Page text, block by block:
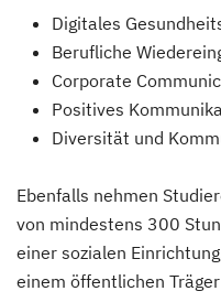
Digitales
Berufliche
Corporate
Positives
Diversität und
Ebenfalls nehmen
von mindestens 300
einer sozialen
einem öffentlichen